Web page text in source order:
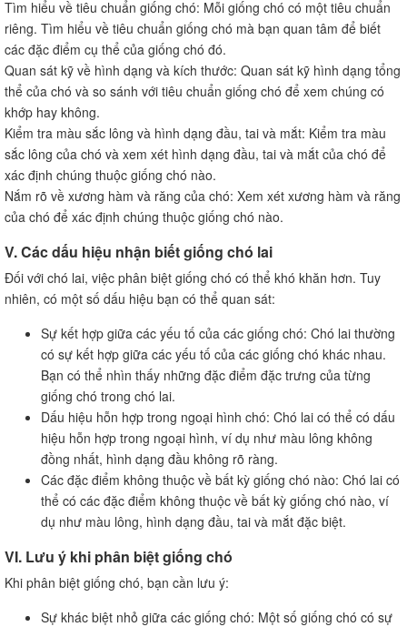
Tìm hiểu về tiêu chuẩn giống chó: Mỗi giống chó có một tiêu chuẩn
riêng. Tìm hiểu về tiêu chuẩn giống chó mà bạn quan tâm để biết
các đặc điểm cụ thể của giống chó đó.
Quan sát kỹ về hình dạng và kích thước: Quan sát kỹ hình dạng tổng
thể của chó và so sánh với tiêu chuẩn giống chó để xem chúng có
khớp hay không.
Kiểm tra màu sắc lông và hình dạng đầu, tai và mắt: Kiểm tra màu
sắc lông của chó và xem xét hình dạng đầu, tai và mắt của chó để
xác định chúng thuộc giống chó nào.
Nắm rõ về xương hàm và răng của chó: Xem xét xương hàm và răng
của chó để xác định chúng thuộc giống chó nào.
V. Các dấu hiệu nhận biết giống chó lai
Đối với chó lai, việc phân biệt giống chó có thể khó khăn hơn. Tuy
nhiên, có một số dấu hiệu bạn có thể quan sát:
Sự kết hợp giữa các yếu tố của các giống chó: Chó lai thường
có sự kết hợp giữa các yếu tố của các giống chó khác nhau.
Bạn có thể nhìn thấy những đặc điểm đặc trưng của từng
giống chó trong chó lai.
Dấu hiệu hỗn hợp trong ngoại hình chó: Chó lai có thể có dấu
hiệu hỗn hợp trong ngoại hình, ví dụ như màu lông không
đồng nhất, hình dạng đầu không rõ ràng.
Các đặc điểm không thuộc về bất kỳ giống chó nào: Chó lai có
thể có các đặc điểm không thuộc về bất kỳ giống chó nào, ví
dụ như màu lông, hình dạng đầu, tai và mắt đặc biệt.
VI. Lưu ý khi phân biệt giống chó
Khi phân biệt giống chó, bạn cần lưu ý:
Sự khác biệt nhỏ giữa các giống chó: Một số giống chó có sự